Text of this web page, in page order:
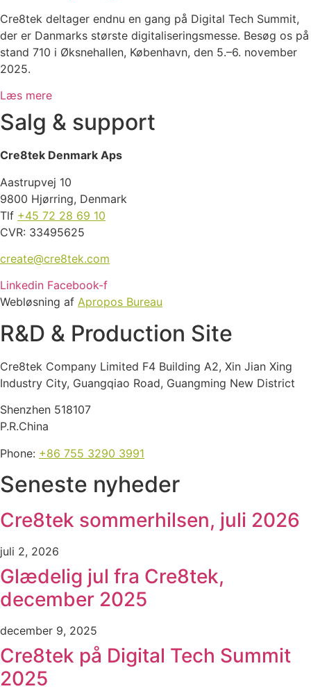
Cre8tek deltager endnu en gang på Digital Tech Summit,
der er Danmarks største digitaliseringsmesse. Besøg os på
stand 710 i Øksnehallen, København, den 5.–6. november
2025.
Læs mere
Salg & support
Cre8tek Denmark Aps
Aastrupvej 10
9800 Hjørring, Denmark
Tlf +45 72 28 69 10
CVR: 33495625
create@cre8tek.com
Linkedin Facebook-f
Webløsning af Apropos Bureau
R&D & Production Site
Cre8tek Company Limited F4 Building A2, Xin Jian Xing
Industry City, Guangqiao Road, Guangming New District
Shenzhen 518107
P.R.China
Phone: +86 755 3290 3991
Seneste nyheder
Cre8tek sommerhilsen, juli 2026
juli 2, 2026
Glædelig jul fra Cre8tek,
december 2025
december 9, 2025
Cre8tek på Digital Tech Summit
2025